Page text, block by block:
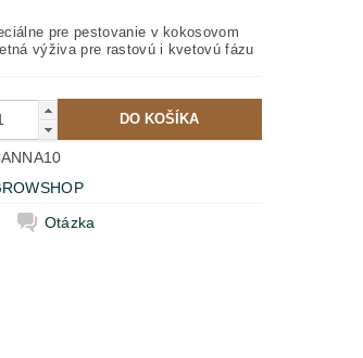
pre pestovanie v kokosovom
výživa pre rastovú i kvetovú fázu
Otázka